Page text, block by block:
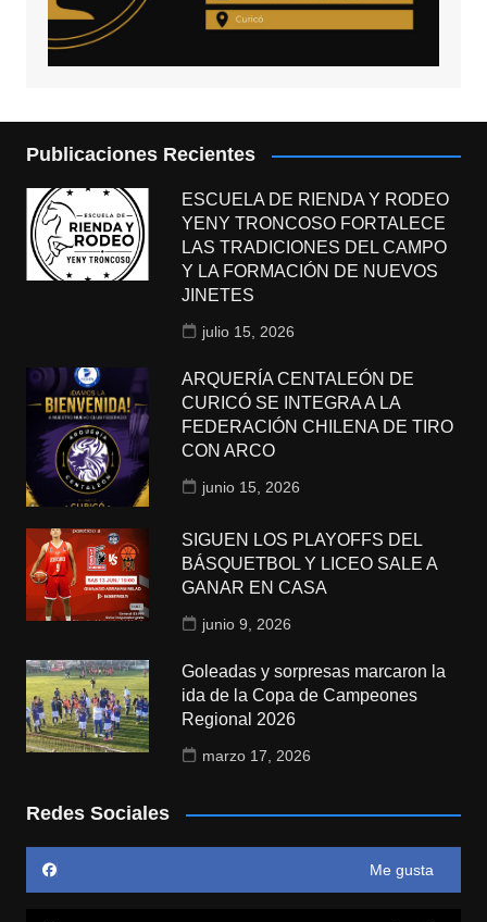
Publicaciones Recientes
ESCUELA DE RIENDA Y RODEO
YENY TRONCOSO FORTALECE
LAS TRADICIONES DEL CAMPO
Y LA FORMACIÓN DE NUEVOS
JINETES
julio 15, 2026
ARQUERÍA CENTALEÓN DE
CURICÓ SE INTEGRA A LA
FEDERACIÓN CHILENA DE TIRO
CON ARCO
junio 15, 2026
SIGUEN LOS PLAYOFFS DEL
BÁSQUETBOL Y LICEO SALE A
GANAR EN CASA
junio 9, 2026
Goleadas y sorpresas marcaron la
ida de la Copa de Campeones
Regional 2026
marzo 17, 2026
Redes Sociales
Me gusta